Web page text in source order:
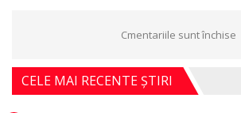
Cmentariile sunt închise
CELE MAI RECENTE ȘTIRI